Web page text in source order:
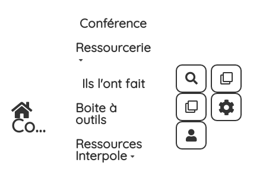
Aller au contenu principal
Co...
Conférence
Ressourcerie
Ils l'ont fait
Boite à
outils
Ressources
Interpole
Rechercher